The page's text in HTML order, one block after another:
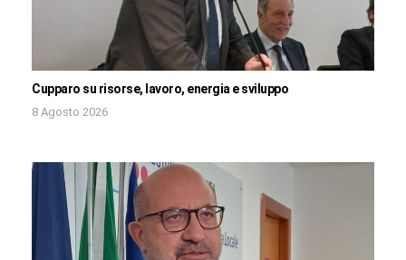
Cupparo su risorse, lavoro, energia e sviluppo
8 Agosto 2026